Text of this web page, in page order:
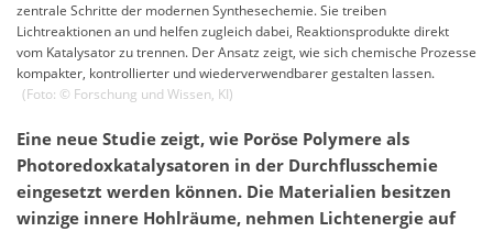
zentrale Schritte der modernen Synthesechemie. Sie treiben
Lichtreaktionen an und helfen zugleich dabei, Reaktionsprodukte direkt
vom Katalysator zu trennen. Der Ansatz zeigt, wie sich chemische Prozesse
kompakter, kontrollierter und wiederverwendbarer gestalten lassen.
(Foto: © Forschung und Wissen, KI)
Eine neue Studie zeigt, wie Poröse Polymere als
Photoredoxkatalysatoren in der Durchflusschemie
eingesetzt werden können. Die Materialien besitzen
winzige innere Hohlräume, nehmen Lichtenergie auf